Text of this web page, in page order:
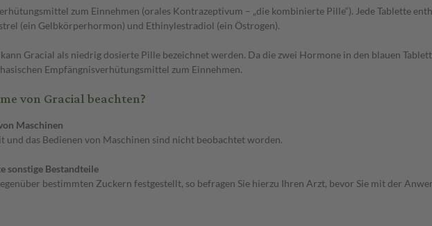
zum Einnehmen (orales Kontrazeptivum – „die kombinierte Pille“). Jede Tablette
(ein Gelbkörperhormon) und Ethinylestradiol (ein Östrogen).
Gracial als niedrig dosierte Pille bezeichnet werden. Da die zwei Hormone in den blauen
Empfängnisverhütungsmittel zum Einnehmen.
von Gracial beachten?
Maschinen
das Bedienen von Maschinen sind nicht beobachtet worden.
sonstige Bestandteile
bestimmten Zuckern festgestellt, so befragen Sie hierzu Ihren Arzt, bevor Sie mit der